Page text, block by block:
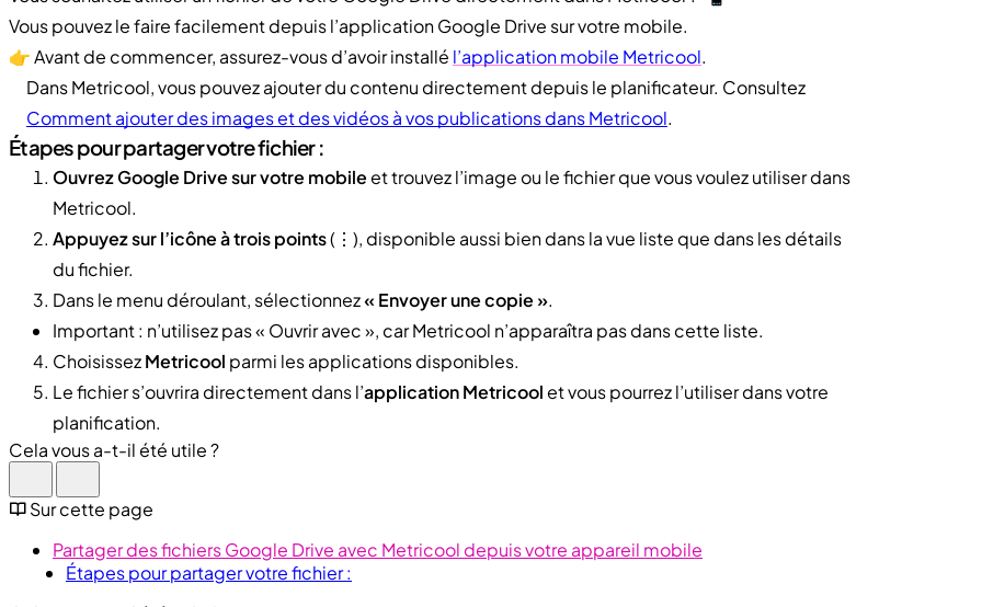
Vous pouvez le faire facilement depuis l’application Google Drive sur votre mobile.
👉 Avant de commencer, assurez-vous d’avoir installé l’application mobile Metricool.
Dans Metricool, vous pouvez ajouter du contenu directement depuis le planificateur. Consultez
Comment ajouter des images et des vidéos à vos publications dans Metricool.
Étapes pour partager votre fichier :
Ouvrez Google Drive sur votre mobileet trouvez l’image ou le fichier que vous voulez utiliser dans
Metricool.
Appuyez sur l’icône à trois points(⋮), disponible aussi bien dans la vue liste que dans les détails
du fichier.
Dans le menu déroulant, sélectionnez« Envoyer une copie ».
Important : n’utilisez pas « Ouvrir avec », car Metricool n’apparaîtra pas dans cette liste.
ChoisissezMetricool parmi les applications disponibles.
Le fichier s’ouvrira directement dans l’application Metricoolet vous pourrez l’utiliser dans votre
planification.
Cela vous a-t-il été utile ?
Sur cette page
Partager des fichiers Google Drive avec Metricool depuis votre appareil mobile
Étapes pour partager votre fichier :